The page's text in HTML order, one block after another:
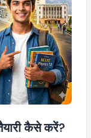
कैसे करें?